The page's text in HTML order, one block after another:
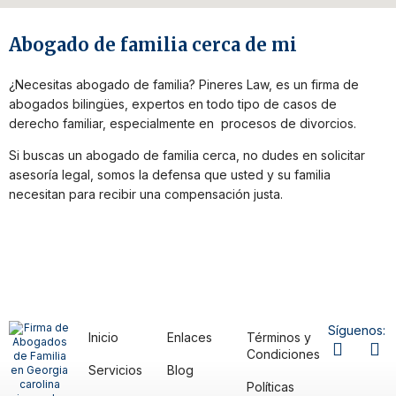
Abogado de familia cerca de mi
¿Necesitas abogado de familia? Pineres Law, es un firma de
abogados bilingües, expertos en todo tipo de casos de
derecho familiar, especialmente en procesos de divorcios.
Si buscas un abogado de familia cerca, no dudes en solicitar
asesoría legal, somos la defensa que usted y su familia
necesitan para recibir una compensación justa.
Inicio
Servicios
Enlaces
Blog
Términos y
Condiciones
Políticas
Síguenos: